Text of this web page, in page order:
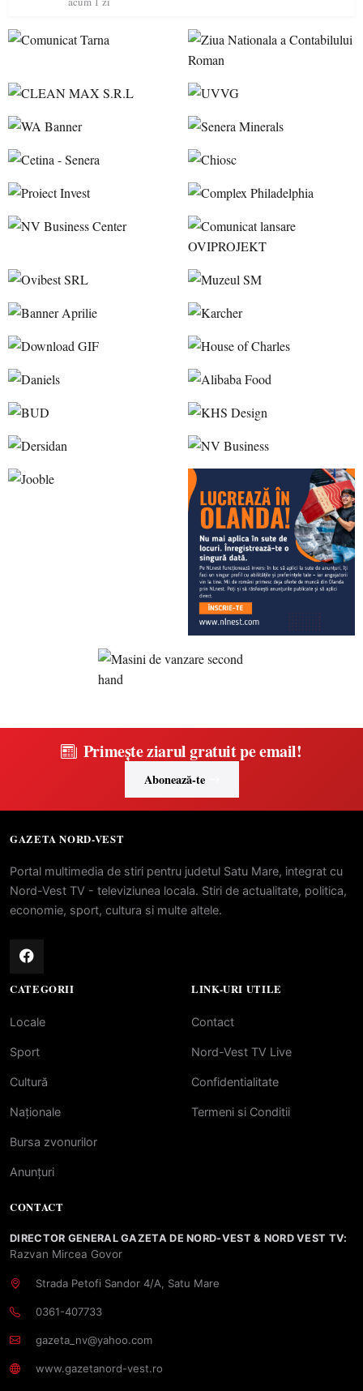
Primește ziarul gratuit pe email!
Abonează-te
GAZETA NORD-VEST
Portal multimedia de stiri pentru judetul Satu Mare, integrat cu
Nord-Vest TV - televiziunea locala. Stiri de actualitate, politica,
economie, sport, cultura si multe altele.
CATEGORII
Locale
Sport
Cultură
Naționale
Bursa zvonurilor
Anunțuri
LINK-URI UTILE
Contact
Nord-Vest TV Live
Confidentialitate
Termeni si Conditii
CONTACT
DIRECTOR GENERAL GAZETA DE NORD-VEST & NORD VEST TV:
Razvan Mircea Govor
Strada Petofi Sandor 4/A, Satu Mare
0361-407733
gazeta_nv@yahoo.com
www.gazetanord-vest.ro